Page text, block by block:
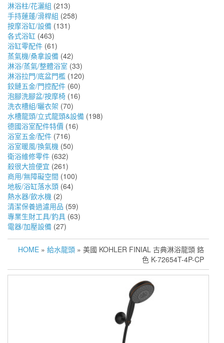
淋浴柱/花灑組 (213)
手持蓮蓬/滑桿組 (258)
按摩浴缸/設備 (131)
各式浴缸 (463)
浴缸零配件 (61)
蒸氣機/桑拿設備 (42)
淋浴/蒸氣/整體浴室 (33)
淋浴拉門/底盆門檻 (120)
鉸鏈五金/門控配件 (60)
泡腳洗腳盆/按摩椅 (16)
洗衣槽組/曬衣架 (70)
水槽龍頭/立式龍頭&設備 (198)
德國浴室配件特價 (16)
浴室五金/配件 (716)
浴室暖風/換氣機 (50)
衛浴維修零件 (632)
殺很大撿便宜 (261)
商用/無障礙空間 (100)
地板/浴缸落水頭 (64)
熱水器/飲水機 (2)
清潔保養過濾用品 (59)
專業生財工具/釣具 (63)
電器/加壓設備 (27)
HOME » 給水龍頭 » 美國 KOHLER FINIAL 古典淋浴龍頭 鉻
色 K-72654T-4P-CP